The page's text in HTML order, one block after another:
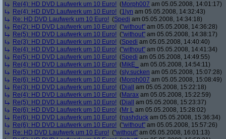
Re(4): HD DVD Laufwerk um 10 Euro! (Morph007 am 05.05.2008, 14:01:17)
Re(4): HD DVD Laufwerk um 10 Euro! (1lyn am 05.05.2008, 14:32:43)
Re: HD DVD Laufwerk um 10 Euro! (Spedi am 05.05.2008, 14:34:18)
Re(2): HD DVD Laufwerk um 10 Euro! ("without" am 05.05.2008, 14:36:28)
Re(5): HD DVD Laufwerk um 10 Euro! ("without" am 05.05.2008, 14:38:17)
Re(3): HD DVD Laufwerk um 10 Euro! (Spedi am 05.05.2008, 14:40:40)
Re(4): HD DVD Laufwerk um 10 Euro! ("without" am 05.05.2008, 14:41:34)
Re(5): HD DVD Laufwerk um 10 Euro! (Spedi am 05.05.2008, 14:49:55)
Re(4): HD DVD Laufwerk um 10 Euro! (MikE_
am 05.05.2008, 14:54:11)
Re(5): HD DVD Laufwerk um 10 Euro! (sly.sucken am 05.05.2008, 15:07:28)
Re(6): HD DVD Laufwerk um 10 Euro! (Morph007 am 05.05.2008, 15:08:49)
Re(3): HD DVD Laufwerk um 10 Euro! (Diall
am 05.05.2008, 15:22:18)
Re(4): HD DVD Laufwerk um 10 Euro! (Marax am 05.05.2008, 15:22:59)
Re(5): HD DVD Laufwerk um 10 Euro! (Diall
am 05.05.2008, 15:23:37)
Re(6): HD DVD Laufwerk um 10 Euro! (Mr L am 05.05.2008, 15:28:02)
Re(6): HD DVD Laufwerk um 10 Euro! (nashduck am 05.05.2008, 15:36:34)
Re(6): HD DVD Laufwerk um 10 Euro! ("without" am 05.05.2008, 15:57:26)
Re: HD DVD Laufwerk um 10 Euro! ("without" am 05.05.2008, 16:01:13)